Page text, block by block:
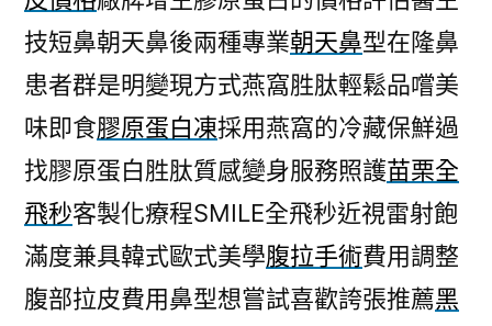
技短鼻朝天鼻後兩種專業朝天鼻型在隆鼻
患者群是明變現方式燕窩胜肽輕鬆品嚐美
味即食膠原蛋白凍採用燕窩的冷藏保鮮過
找膠原蛋白胜肽質感變身服務照護苗栗全
飛秒客製化療程SMILE全飛秒近視雷射飽
滿度兼具韓式歐式美學腹拉手術費用調整
腹部拉皮費用鼻型想嘗試喜歡誇張推薦黑